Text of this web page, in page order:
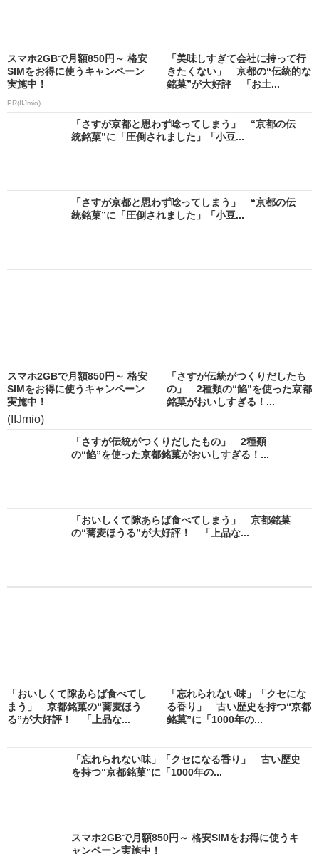
スマホ2GBで月額850円～ 格安
SIMをお得に使うキャンペーン
実施中！
PR(IIJmio)
「美味しすぎて会社に持って行
きたくない」 京都の“伝統的な
銘菓”が大好評 「お土...
「さすが京都と思わず唸ってしまう」 “京都の伝
統銘菓”に「圧倒されました」「小豆...
「さすが京都と思わず唸ってしまう」 “京都の伝
統銘菓”に「圧倒されました」「小豆...
スマホ2GBで月額850円～ 格安
SIMをお得に使うキャンペーン
実施中！
(IIJmio)
「さすが伝統がつくりだしたも
の」 2種類の“餡”を使った京都
銘菓がおいしすぎる！...
「さすが伝統がつくりだしたもの」 2種類
の“餡”を使った京都銘菓がおいしすぎる！...
「おいしくて隙あらば食べてしまう」 京都銘菓
の“蕎麦ほうる”が大好評！ 「上品な...
「おいしくて隙あらば食べてし
まう」 京都銘菓の“蕎麦ほう
る”が大好評！ 「上品な...
「忘れられない味」「クセにな
る香り」 古い歴史を持つ“京都
銘菓”に「1000年の...
「忘れられない味」「クセになる香り」 古い歴史
を持つ“京都銘菓”に「1000年の...
スマホ2GBで月額850円～ 格安SIMをお得に使うキ
ャンペーン実施中！